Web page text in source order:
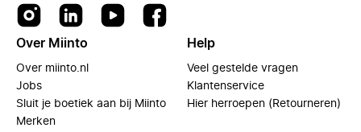
Over Miinto
Over miinto.nl
Jobs
Sluit je boetiek aan bij Miinto
Merken
Help
Veel gestelde vragen
Klantenservice
Hier herroepen (Retourneren)